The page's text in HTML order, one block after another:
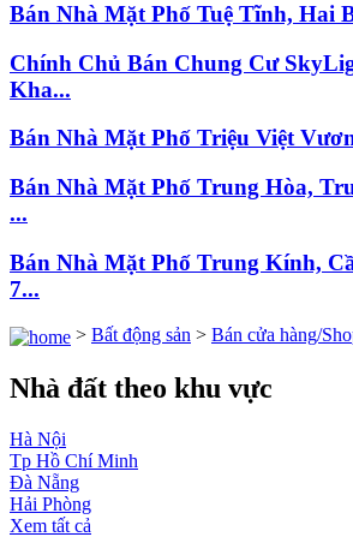
Bán Nhà Mặt Phố Tuệ Tĩnh, Hai
Chính Chủ Bán Chung Cư
Kha...
Bán Nhà Mặt Phố Triệu Việt
Bán Nhà Mặt Phố Trung Hòa,
...
Bán Nhà Mặt Phố Trung Kính,
7...
> Bất động sản > Bán cửa hàng/
Nhà đất theo khu vực
Hà Nội
Tp Hồ Chí Minh
Đà Nẵng
Hải Phòng
Xem tất cả